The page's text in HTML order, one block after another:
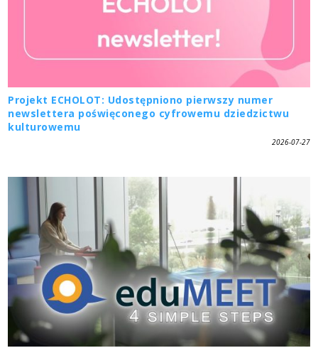
Projekt ECHOLOT: Udostępniono pierwszy numer
newslettera poświęconego cyfrowemu dziedzictwu
kulturowemu
2026-07-27